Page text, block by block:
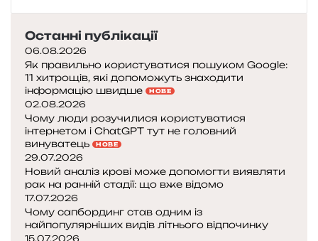
Останні публікації
06.08.2026
Як правильно користуватися пошуком Google:
11 хитрощів, які допоможуть знаходити
інформацію швидше
НОВЕ
02.08.2026
Чому люди розучилися користуватися
інтернетом і ChatGPT тут не головний
винуватець
НОВЕ
29.07.2026
Новий аналіз крові може допомогти виявляти
рак на ранній стадії: що вже відомо
17.07.2026
Чому сапбординг став одним із
найпопулярніших видів літнього відпочинку
15.07.2026